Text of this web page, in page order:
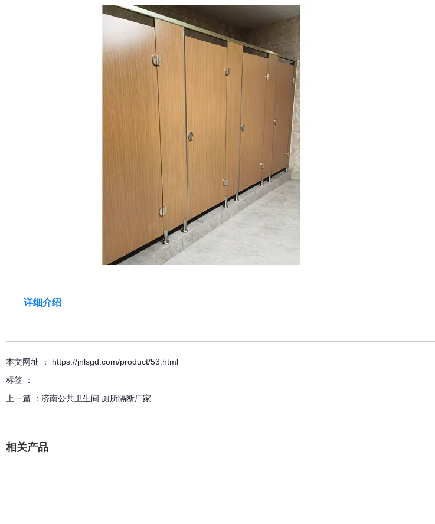
详细介绍
本文网址 ： https://jnlsgd.com/product/53.html
标签 ：
上一篇 ： 济南公共卫生间 厕所隔断厂家
相关产品